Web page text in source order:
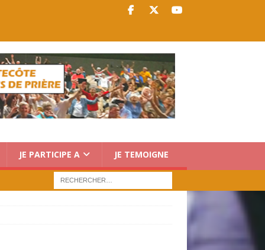
JE PARTICIPE A JE TEMOIGNE